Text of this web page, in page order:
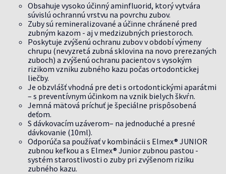
Obsahuje vysoko účinný aminfluorid, ktorý vytvára
súvislú ochrannú vrstvu na povrchu zubov.
Zuby sú remineralizované a účinne chránené pred
zubným kazom - aj v medzizubných priestoroch.
Poskytuje zvýšenú ochranu zubov v období výmeny
chrupu (nevyzretá zubná sklovina na novo prerezaných
zuboch) a zvýšenú ochranu pacientov s vysokým
rizikom vzniku zubného kazu počas ortodontickej
liečby.
Je obzvlášť vhodná pre deti s ortodontickými aparátmi
– s preventívnym účinkom na vznik bielych škvŕn.
Jemná mätová príchuť je špeciálne prispôsobená
deťom.
S dávkovacím uzáverom– na jednoduché a presné
dávkovanie (10ml).
Odporúča sa používať v kombinácii s Elmex® JUNIOR
zubnou kefkou a s Elmex® Junior zubnou pastou -
systém starostlivosti o zuby pri zvýšenom riziku
zubného kazu.